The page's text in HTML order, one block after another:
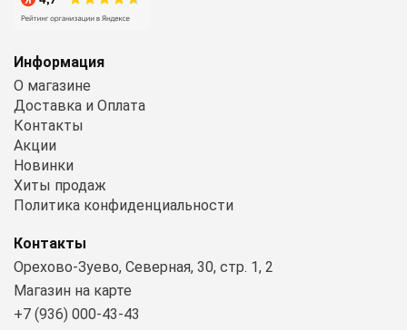
Контакты
Орехово-Зуево, Северная, 30, стр. 1, 2
Магазин на карте
+7 (936) 000-43-43
Информация
О магазине
Доставка и Оплата
Контакты
Акции
Новинки
Хиты продаж
Политика конфиденциальности